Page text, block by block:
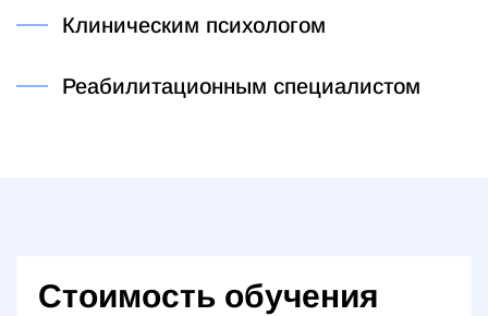
Клиническим психологом
Реабилитационным специалистом
Стоимость обучения